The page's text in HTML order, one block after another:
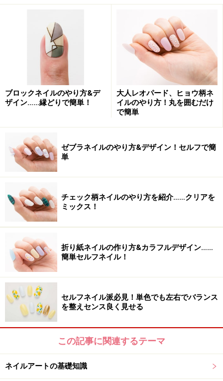
派手なカラーもマットな質感でバランス良く
柄×柄の70年代スタイルをイメージして、オレンジやピ
ンク、イエローなどヴィヴィッドなカラーを組み合わせ
ます。カラー同士がより際立つように、シルバーのライ
トレンドのマットな質感のトップコートを重ね、カラー
と質感をMIXさせて今年のトレンド要素をぎゅっと濃
縮！
■フット
トレンドカラーのマルサラにグレイッシュ味を加えた、
まさに今年の本命カラーを単色塗りで堪能。スクエアの
パーツを互い違いに飾り、グラフィカルなモチーフに。
■ネイルアートデザイン製作■
uka表参道店
東京都渋谷区神宮前4-21-10 URA表参道2F
TEL.03-5413-4445
※記事内容は執筆時点のものです。最新の内容をご確認くださ
※個人の体質、また、誤った方法による実践に起因して肌荒れや
不調を引き起こす場合があります。実践の際には、必ず自身の体
質及び健康状態を十分に考慮し、正しい方法で行ってください。
また、全ての方への有効性を保証するものではありません。
ブロックネイルのやり方&デ
ザイン……縁どりで簡単！
大人レオパード、ヒョウ柄ネ
イルのやり方！丸を囲むだけ
で簡単
ゼブラネイルのやり方&デザイン！セルフで簡
単
チェック柄ネイルのやり方を紹介……クリアを
ミックス！
折り紙ネイルの作り方&カラフルデザイン……
簡単セルフネイル！
セルフネイル派必見！単色でも左右でバランス
を整えセンス良く見せる
この記事に関連するテーマ
ネイルアートの基礎知識